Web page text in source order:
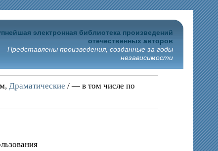
электронная библиотека произведений
отечественных авторов
Представлены произведения, созданные за годы
независимости
Драматические / — в том числе по